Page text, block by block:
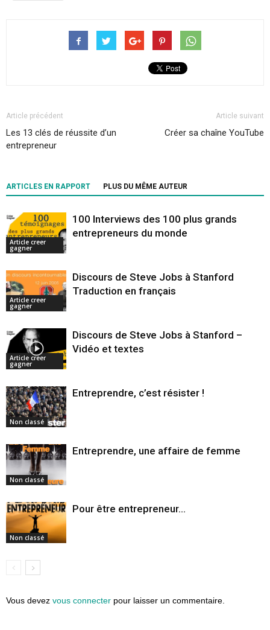
Article précédent
Les 13 clés de réussite d’un
entrepreneur
Article suivant
Créer sa chaîne YouTube
ARTICLES EN RAPPORT PLUS DU MÊME AUTEUR
Article creer
gagner
100 Interviews des 100 plus grands
entrepreneurs du monde
Article creer
gagner
Discours de Steve Jobs à Stanford
Traduction en français
Article creer
gagner
Discours de Steve Jobs à Stanford –
Vidéo et textes
Non classé
Entreprendre, c’est résister !
Non classé
Entreprendre, une affaire de femme
Non classé
Pour être entrepreneur…
Vous devez vous connecter pour laisser un commentaire.